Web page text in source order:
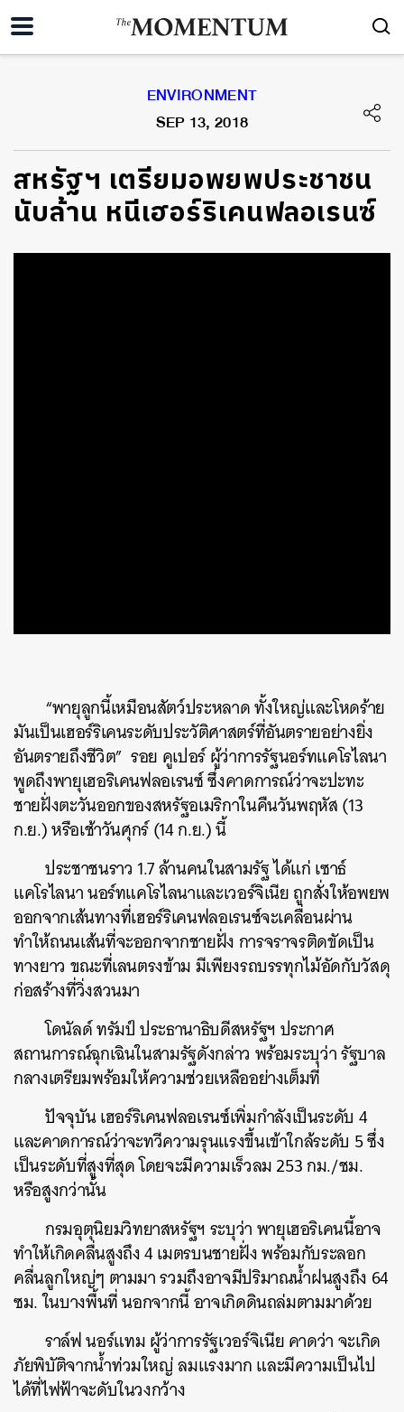
ENVIRONMENT
SEP 13, 2018
สหรัฐฯ เตรียมอพยพประชาชน
นับล้าน หนีเฮอร์ริเคนฟลอเรนซ์
“พายุลูกนี้เหมือนสัตว์ประหลาด ทั้งใหญ่และโหดร้าย
มันเป็นเฮอร์ริเคนระดับประวัติศาสตร์ที่อันตรายอย่างยิ่ง
อันตรายถึงชีวิต” รอย คูเปอร์ ผู้ว่าการรัฐนอร์ทแคโรไลนา
พูดถึงพายุเฮอริเคนฟลอเรนซ์ ซึ่งคาดการณ์ว่าจะปะทะ
ชายฝั่งตะวันออกของสหรัฐอเมริกาในคืนวันพฤหัส (13
ก.ย.) หรือเช้าวันศุกร์ (14 ก.ย.) นี้
ประชาชนราว 1.7 ล้านคนในสามรัฐ ได้แก่ เซาธ์
แคโรไลนา นอร์ทแคโรไลนาและเวอร์จิเนีย ถูกสั่งให้อพยพ
ออกจากเส้นทางที่เฮอร์ริเคนฟลอเรนซ์จะเคลื่อนผ่าน
ทำให้ถนนเส้นที่จะออกจากชายฝั่ง การจราจรติดขัดเป็น
ทางยาว ขณะที่เลนตรงข้าม มีเพียงรถบรรทุกไม้อัดกับวัสดุ
ก่อสร้างที่วิ่งสวนมา
โดนัลด์ ทรัมป์ ประธานาธิบดีสหรัฐฯ ประกาศ
สถานการณ์ฉุกเฉินในสามรัฐดังกล่าว พร้อมระบุว่า รัฐบาล
กลางเตรียมพร้อมให้ความช่วยเหลืออย่างเต็มที่
ปัจจุบัน เฮอร์ริเคนฟลอเรนซ์เพิ่มกำลังเป็นระดับ 4
และคาดการณ์ว่าจะทวีความรุนแรงขึ้นเข้าใกล้ระดับ 5 ซึ่ง
เป็นระดับที่สูงที่สุด โดยจะมีความเร็วลม 253 กม./ชม.
หรือสูงกว่านั้น
กรมอุตุนิยมวิทยาสหรัฐฯ ระบุว่า พายุเฮอริเคนนี้อาจ
ทำให้เกิดคลื่นสูงถึง 4 เมตรบนชายฝั่ง พร้อมกับระลอก
คลื่นลูกใหญ่ๆ ตามมา รวมถึงอาจมีปริมาณน้ำฝนสูงถึง 64
ซม. ในบางพื้นที่ นอกจากนี้ อาจเกิดดินถล่มตามมาด้วย
ราล์ฟ นอร์แทม ผู้ว่าการรัฐเวอร์จิเนีย คาดว่า จะเกิด
ภัยพิบัติจากน้ำท่วมใหญ่ ลมแรงมาก และมีความเป็นไป
ได้ที่ไฟฟ้าจะดับในวงกว้าง